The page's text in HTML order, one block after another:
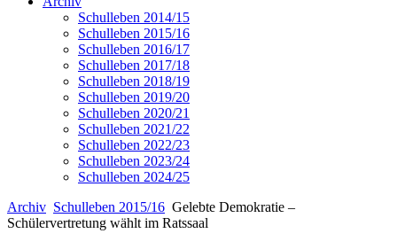
Schulleben 2014/15
Schulleben 2015/16
Schulleben 2016/17
Schulleben 2017/18
Schulleben 2018/19
Schulleben 2019/20
Schulleben 2020/21
Schulleben 2021/22
Schulleben 2022/23
Schulleben 2023/24
Schulleben 2024/25
Archiv Schulleben 2015/16 Gelebte Demokratie –
Schülervertretung wählt im Ratssaal